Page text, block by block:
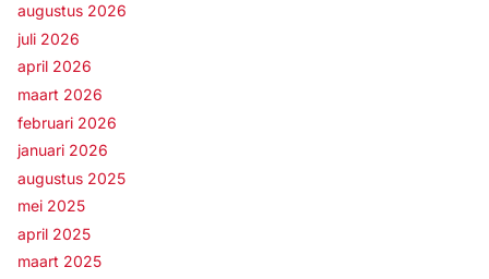
augustus 2026
juli 2026
april 2026
maart 2026
februari 2026
januari 2026
augustus 2025
mei 2025
april 2025
maart 2025